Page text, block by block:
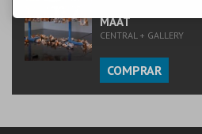
MAAT
CENTRAL + GALLERY
COMPRAR